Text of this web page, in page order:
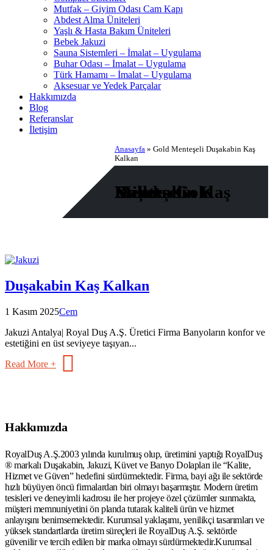
Mutfak – Giyim Odası Cam Kapı
Abdest Alma Üniteleri
Yaşlı & Hasta Bakım Üniteleri
Bebek Jakuzi
Sauna Sistemleri – İmalat – Uygulama
Buhar Odası – İmalat – Uygulama
Türk Hamamı – İmalat – Uygulama
Aksesuar ve Yedek Parçalar
Hakkımızda
Blog
Referanslar
İletişim
Anasayfa »Gold Menteşeli Duşakabin Kaş
Kalkan
Etiket - Gold Menteşeli Duşakabin Kaş Kalkan
Duşakabin Kaş Kalkan
1 Kasım 2025Cem
Jakuzi Antalya| Royal Duş A.Ş. Üretici Firma Banyoların konfor ve
estetiğini en üst seviyeye taşıyan...
Read More +
Hakkımızda
RoyalDuş A.Ş.2003 yılında kurulmuş olup, üretimini yaptığı RoyalDuş
® markalı Duşakabin, Jakuzi, Küvet ve Banyo Dolapları ile “Kalite,
Hizmet ve Güven” hedefini sürdürmektedir. Firma, bayi ağı ile sektörde
hızlı büyüyen öncü firmalardan biri olmayı başarmıştır. Modern üretim
tesisleri ve deneyimli kadrosu ile her projeye özel çözümler sunmakta,
müşteri memnuniyetini ön planda tutarak kaliteli ürün ve hizmet
anlayışını benimsemektedir. Kurumsal yaklaşımı, yenilikçi tasarımları ve
yüksek standartlarda üretim süreçleri ile RoyalDuş A.Ş. sektörde
güvenilir ve tercih edilen bir marka olmayı sürdürmektedir.Kurumsal